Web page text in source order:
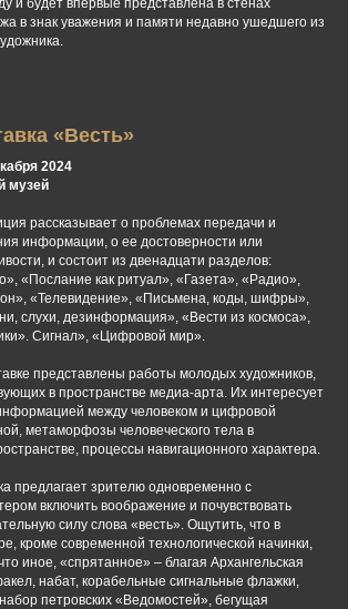
и будет впервые представлена в стенах
в знак уважения и памяти недавно ушедшего из
«Весть»
2024
музей
рассказывает о проблемах передачи и
информации, о ее достоверности или
и состоит из двенадцати разделов:
«Послание как ритуал», «Газета», «Радио»,
«Телевидение», «Письмена, коды, шифры»,
слухи, дезинформация», «Вести из космоса»,
Сигнал», «Цифровой мир».
представлены работы молодых художников,
в пространстве медиа-арта. Их интересует
между человеком и цифровой
метаморфозы человеческого тела в
процессы навигационного характера.
предлагает зрителю одновременно с
включить воображение и почувствовать
силу слова «весть». Ощутить, что в
кроме современной технологической начинки,
иное, «спрятанное» – благая Архангельская
набат, корабельные сигнальные флажки,
петровских «Ведомостей», бегущая